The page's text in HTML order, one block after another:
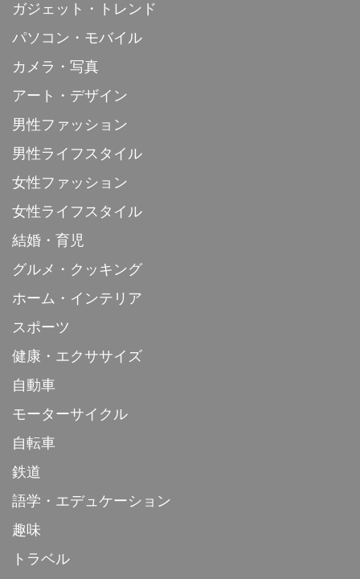
ガジェット・トレンド
パソコン・モバイル
カメラ・写真
アート・デザイン
男性ファッション
男性ライフスタイル
女性ファッション
女性ライフスタイル
結婚・育児
グルメ・クッキング
ホーム・インテリア
スポーツ
健康・エクササイズ
自動車
モーターサイクル
自転車
鉄道
語学・エデュケーション
趣味
トラベル